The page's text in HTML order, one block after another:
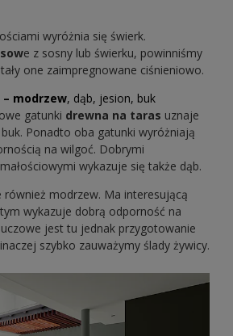
wyróżnia się świerk.
e z sosny lub świerku, powinniśmy
one zaimpregnowane ciśnieniowo.
modrzew, dąb, jesion, buk
gatunki drewna na taras uznaje
Ponadto oba gatunki wyróżniają
na wilgoć. Dobrymi
wykazuje się także dąb.
również modrzew. Ma interesującą
wykazuje dobrą odporność na
jest tu jednak przygotowanie
szybko zauważymy ślady żywicy.